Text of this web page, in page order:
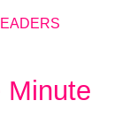
Minute